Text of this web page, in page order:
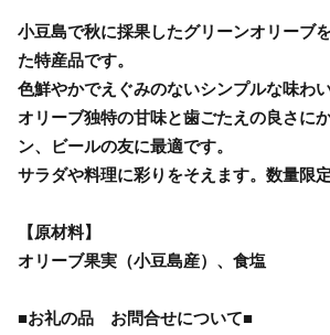
小豆島で秋に採果したグリーンオリーブ
た特産品です。
色鮮やかでえぐみのないシンプルな味わい
オリーブ独特の甘味と歯ごたえの良さに
ン、ビールの友に最適です。
サラダや料理に彩りをそえます。数量限
【原材料】
オリーブ果実（小豆島産）、食塩
■お礼の品 お問合せについて■